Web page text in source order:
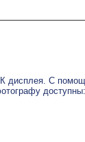
дисплея. С
доступны: